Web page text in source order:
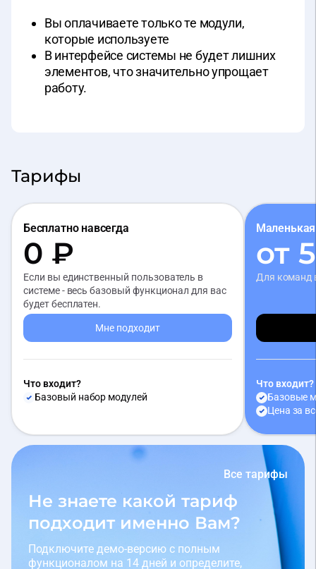
Вы оплачиваете только те модули,
которые используете
В интерфейсе системы не будет лишних
элементов, что значительно упрощает
работу.
Тарифы
Бесплатно навсегда
0 ₽
Если вы единственный пользователь в
системе - весь базовый функционал для вас
будет бесплатен.
Мне подходит
Что входит?
Базовый набор модулей
от
Для команд
Что входит?
Базовые
Цена за
Все тарифы
Не знаете какой тариф
подходит именно Вам?
Подключите демо-версию с полным
функционалом на 14 дней и определите,